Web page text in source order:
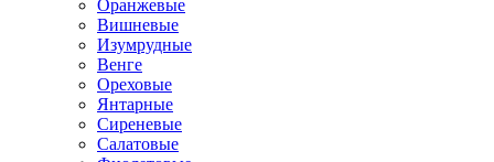
Оранжевые
Вишневые
Изумрудные
Венге
Ореховые
Янтарные
Сиреневые
Салатовые